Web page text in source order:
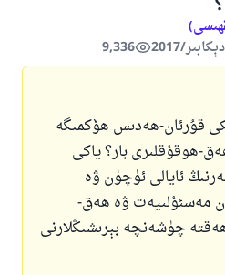
9,336
قۇرئان-ھەدىس ھۆكمىگە
ھوقۇقلىرى بار؟ ياكى
ئايالى ئۈچۈن ۋە
مەسئۇلىيەت ۋە ھەق-
چۈشەنچە بېرىشىڭلارنى